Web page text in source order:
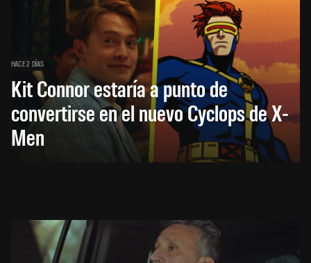
HACE 2 DÍAS
Kit Connor estaría a punto de
convertirse en el nuevo Cyclops de X-
Men